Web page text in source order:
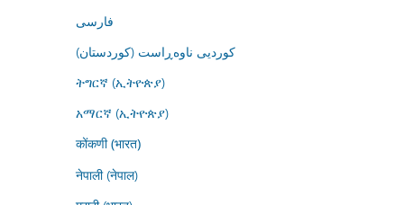
فارسى
کوردیی ناوەڕاست (کوردستان)
ትግርኛ (ኢትዮጵያ)
አማርኛ (ኢትዮጵያ)
कोंकणी (भारत)
नेपाली (नेपाल)